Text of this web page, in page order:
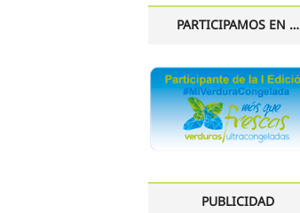
PARTICIPAMOS EN …
PUBLICIDAD